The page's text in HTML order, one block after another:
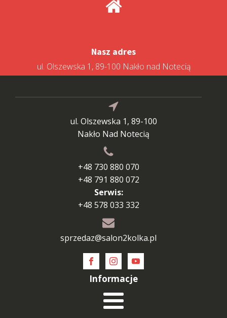
Nasz adres
ul. Olszewska 1, 89-100 Nakło nad Notecią
ul. Olszewska 1, 89-100
Nakło Nad Notecią
+48 730 880 070
+48 791 880 072
Serwis:
+48 578 033 332
sprzedaz@salon2kolka.pl
Informacje